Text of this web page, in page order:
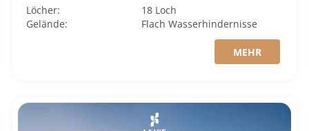
Löcher:
18 Loch
Gelände:
FlachWasserhindernisse
MEHR